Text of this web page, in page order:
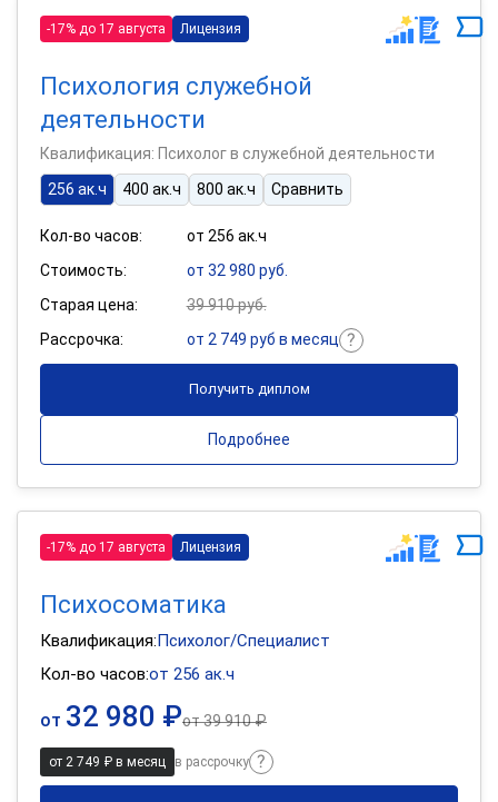
-17% до 17 августа Лицензия
Психология служебной
деятельности
Квалификация: Психолог в служебной деятельности
256 ак.ч
400 ак.ч 800 ак.ч Сравнить
Кол-во часов:
от 256 ак.ч
Стоимость:
от 32 980 руб.
Старая цена:
39 910 руб.
Рассрочка:
от 2 749 руб в месяц
Получить диплом
Подробнее
-17% до 17 августа Лицензия
Психосоматика
Квалификация:Психолог/Специалист
Кол-во часов:от 256 ак.ч
от 32 980 ₽от39 910 ₽
от 2 749 ₽ в месяц в рассрочку